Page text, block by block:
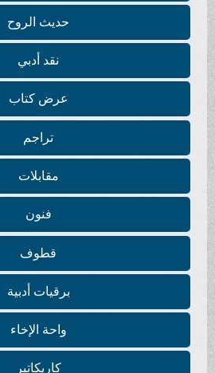
حديث الروح
نقد أدبي
عرض كتاب
تراجم
مقابلات
فنون
قطوف
برقيات أدبية
واحة الإخاء
كاريكاتير